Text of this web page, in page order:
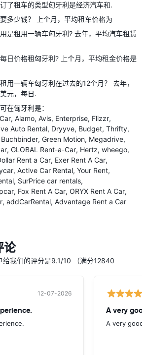
了租车的类型匈牙利是经济汽车和.
多少钱？ 上个月，平均租车价格为
是租用一辆车匈牙利? 去年，平均汽车租赁
日价格租匈牙利? 上个月，平均租金价格是
用一辆车匈牙利在过去的12个月？ 去年，
美元，每日.
在匈牙利是：
Alamo Avis Enterprise Flizzr
Auto Rental Dryyve Budget Thrifty
Buchbinder Green Motion Megadrive
GLOBAL Rent-a-Car Hertz wheego
Rent a Car Exer Rent A Car
Active Car Rental Your Rent
SurPrice car rentals
Fox Rent A Car ORYX Rent A Car
addCarRental Advantage Rent a Car
论
给我们的评分是9.1/10 （满分12840
12-07-2026
A very
A very good